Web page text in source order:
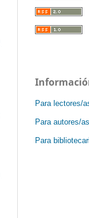
Para lectores/
Para autores/as
Para